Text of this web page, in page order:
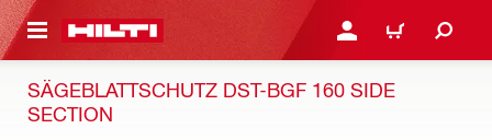
으로 건너뛰기 로그인 또는 회원가입
장바구니
SÄGEBLATTSCHUTZ DST-BGF 160 SIDE
SECTION